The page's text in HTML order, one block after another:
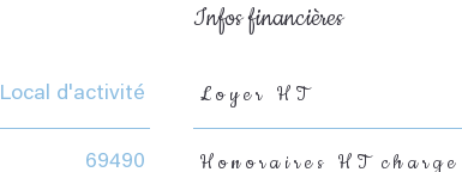
Local d'activité
69490
Infos financières
Caractéristiques
Loyer HT
Honoraires HT